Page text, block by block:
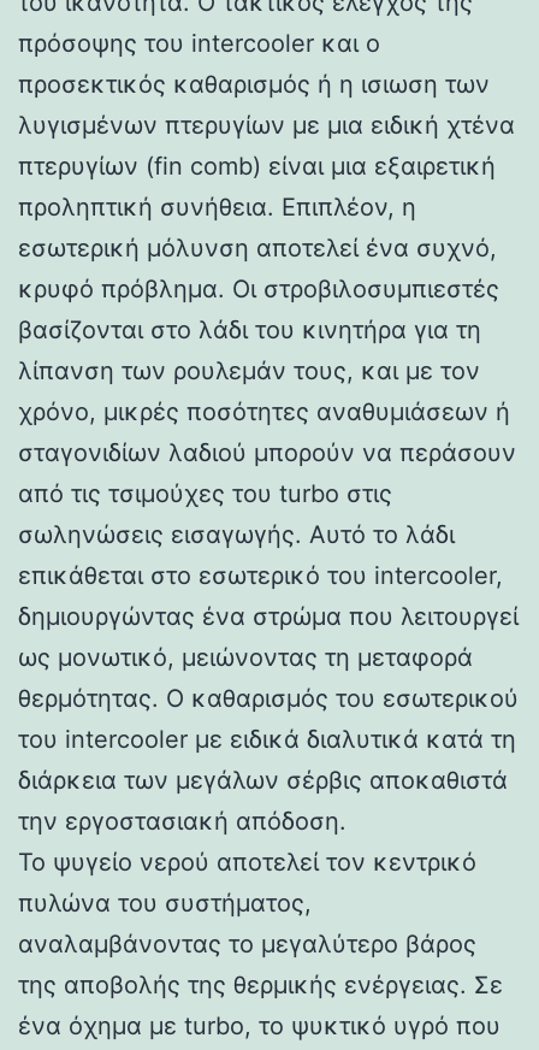
πρόσοψης του intercooler και ο
προσεκτικός καθαρισμός ή η ισιωση των
λυγισμένων πτερυγίων με μια ειδική χτένα
πτερυγίων (fin comb) είναι μια εξαιρετική
προληπτική συνήθεια. Επιπλέον, η
εσωτερική μόλυνση αποτελεί ένα συχνό,
κρυφό πρόβλημα. Οι στροβιλοσυμπιεστές
βασίζονται στο λάδι του κινητήρα για τη
λίπανση των ρουλεμάν τους, και με τον
χρόνο, μικρές ποσότητες αναθυμιάσεων ή
σταγονιδίων λαδιού μπορούν να περάσουν
από τις τσιμούχες του turbo στις
σωληνώσεις εισαγωγής. Αυτό το λάδι
επικάθεται στο εσωτερικό του intercooler,
δημιουργώντας ένα στρώμα που λειτουργεί
ως μονωτικό, μειώνοντας τη μεταφορά
θερμότητας. Ο καθαρισμός του εσωτερικού
του intercooler με ειδικά διαλυτικά κατά τη
διάρκεια των μεγάλων σέρβις αποκαθιστά
την εργοστασιακή απόδοση.
Το ψυγείο νερού αποτελεί τον κεντρικό
πυλώνα του συστήματος,
αναλαμβάνοντας το μεγαλύτερο βάρος
της αποβολής της θερμικής ενέργειας. Σε
ένα όχημα με turbo, το ψυκτικό υγρό που